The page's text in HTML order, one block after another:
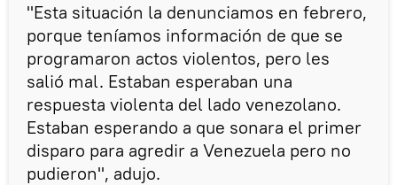
"Esta situación la denunciamos en febrero,
porque teníamos información de que se
programaron actos violentos, pero les
salió mal. Estaban esperaban una
respuesta violenta del lado venezolano.
Estaban esperando a que sonara el primer
disparo para agredir a Venezuela pero no
pudieron", adujo.